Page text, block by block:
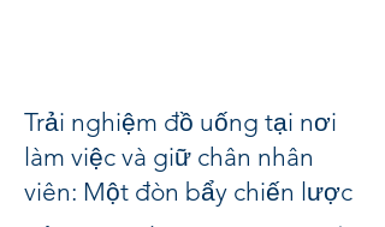
Trải nghiệm đồ uống tại nơi
làm việc và giữ chân nhân
viên: Một đòn bẩy chiến lược